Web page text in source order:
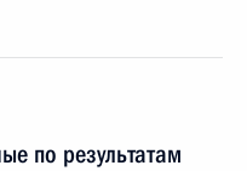
по результатам